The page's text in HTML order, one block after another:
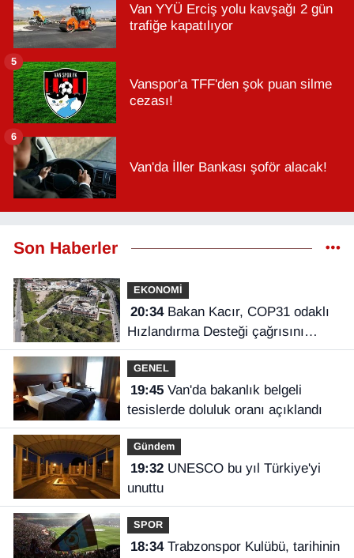
Van YYÜ Erciş yolu kavşağı 2 gün
trafiğe kapatılıyor
Vanspor'a TFF'den şok puan silme
cezası!
5
Van'da İller Bankası şoför alacak!
6
Son Haberler
EKONOMİ
20:34Bakan Kacır, COP31 odaklı
Hızlandırma Desteği çağrısını
açıkladı
GENEL
19:45Van'da bakanlık belgeli
tesislerde doluluk oranı açıklandı
Gündem
19:32UNESCO bu yıl Türkiye'yi
unuttu
SPOR
18:34Trabzonspor Kulübü, tarihinin